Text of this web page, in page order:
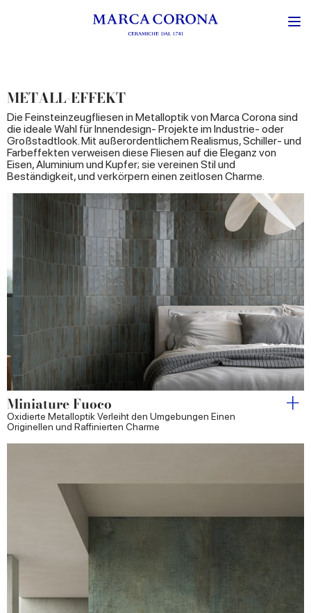
METALL-EFFEKT
Die Feinsteinzeugfliesen in Metalloptik von Marca Corona sind
die ideale Wahl für Innendesign- Projekte im Industrie- oder
Großstadtlook. Mit außerordentlichem Realismus, Schiller- und
Farbeffekten verweisen diese Fliesen auf die Eleganz von
Eisen, Aluminium und Kupfer; sie vereinen Stil und
Beständigkeit, und verkörpern einen zeitlosen Charme.
Miniature Fuoco
Oxidierte Metalloptik Verleiht den Umgebungen Einen
Originellen und Raffinierten Charme